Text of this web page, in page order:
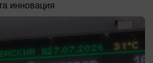
инновация